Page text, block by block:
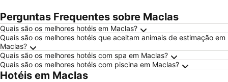
Perguntas Frequentes sobre Maclas
Quais são os melhores hotéis em Maclas?
Quais são os melhores hotéis que aceitam animais de estimação em
Maclas?
Quais são os melhores hotéis com spa em Maclas?
Quais são os melhores hotéis com piscina em Maclas?
Hotéis em Maclas